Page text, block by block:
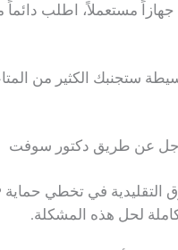
جهازاً مستعملاً، اطلب
عن طريق دكتور سوفت
لحل هذه المشكلة.